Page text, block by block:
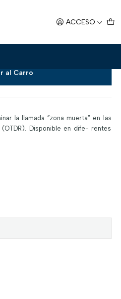
ACCESO
125 OM3 500
al Carro
la llamada “zona muerta” en las
Disponible en dife- rentes